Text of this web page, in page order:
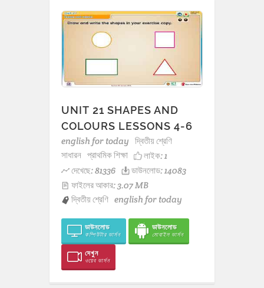
UNIT 21 SHAPES AND
COLOURS LESSONS 4-6
english for today দ্বিতীয় শ্রেণি
সাধারন প্রাথমিক শিক্ষা লাইক:1
দেখেছে: 81336
ডাউনলোড: 14083
ফাইলের আকার: 3.07 MB
দ্বিতীয় শ্রেণি english for today
ডাউনলোড
কম্পিউটার ভার্সন
ডাউনলোড
মোবাইল ভার্সন
দেখুন
ওয়েব ভার্সন